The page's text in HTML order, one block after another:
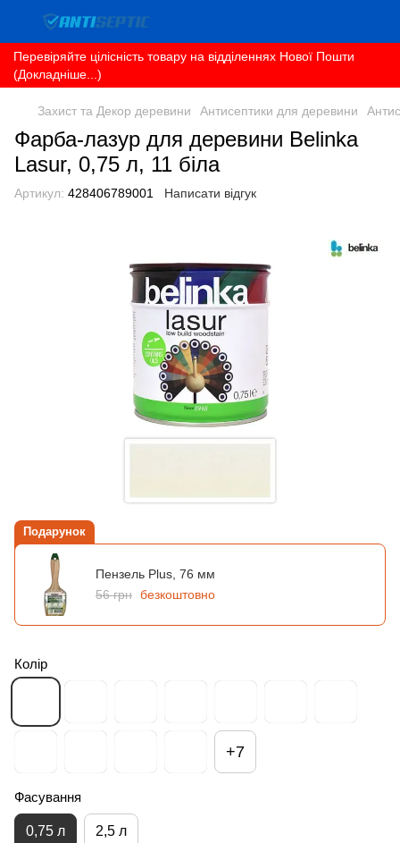
Перевіряйте цілісність товару на відділеннях Нової Пошти
(Докладніше...)
Захист та Декор деревини Антисептики для деревини
Фарба-лазур для деревини Belinka
Lasur, 0,75 л, 11 біла
Артикул: 428406789001 Написати відгук
Подарунок
Пензель Plus, 76 мм
56 грн безкоштовно
Колір
+7
Фасування
0,75 л 2,5 л